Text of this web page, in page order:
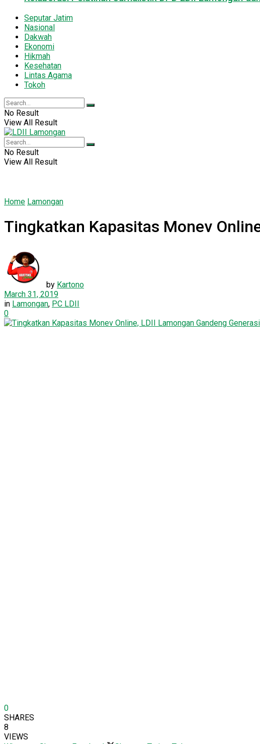
Seputar Jatim
Nasional
Dakwah
Ekonomi
Hikmah
Kesehatan
Lintas Agama
Tokoh
No Result
View All Result
No Result
View All Result
Home Lamongan
Tingkatkan Kapasitas Monev
by Kartono
March 31, 2019
in Lamongan, PC LDII
0
0
SHARES
8
VIEWS